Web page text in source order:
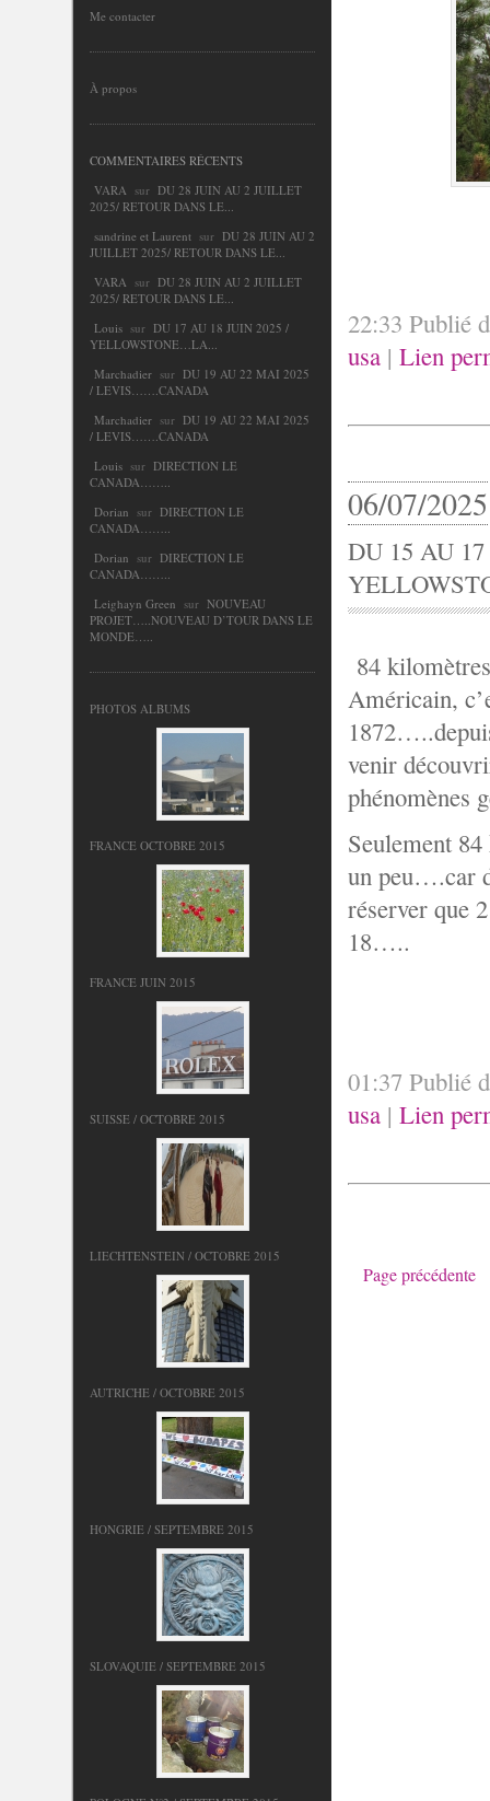
Me contacter
À propos
COMMENTAIRES RÉCENTS
VARA sur DU 28 JUIN AU 2 JUILLET
2025/ RETOUR DANS LE...
sandrine et Laurent sur DU 28 JUIN AU 2
JUILLET 2025/ RETOUR DANS LE...
VARA sur DU 28 JUIN AU 2 JUILLET
2025/ RETOUR DANS LE...
Louis sur DU 17 AU 18 JUIN 2025 /
YELLOWSTONE…LA...
Marchadier sur DU 19 AU 22 MAI 2025
/ LEVIS…….CANADA
Marchadier sur DU 19 AU 22 MAI 2025
/ LEVIS…….CANADA
Louis sur DIRECTION LE
CANADA……..
Dorian sur DIRECTION LE
CANADA……..
Dorian sur DIRECTION LE
CANADA……..
Leighayn Green sur NOUVEAU
PROJET…..NOUVEAU D’TOUR DANS LE
MONDE…..
PHOTOS ALBUMS
FRANCE OCTOBRE 2015
FRANCE JUIN 2015
SUISSE / OCTOBRE 2015
LIECHTENSTEIN / OCTOBRE 2015
AUTRICHE / OCTOBRE 2015
HONGRIE / SEPTEMBRE 2015
SLOVAQUIE / SEPTEMBRE 2015
22:33 Publié
usa | Lien
06/07/2025
DU 15 AU
84
Américain,
venir
phénomènes
Seulement
un peu….car
réserver que
18…..
01:37 Publié
usa | Lien
Page précédente